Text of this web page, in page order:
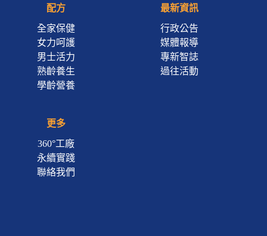
配方
全家保健
女力呵護
男士活力
熟齡養生
學齡營養
最新資訊
行政公告
媒體報導
專新智誌
過往活動
更多
360°工廠
永續實踐
聯絡我們